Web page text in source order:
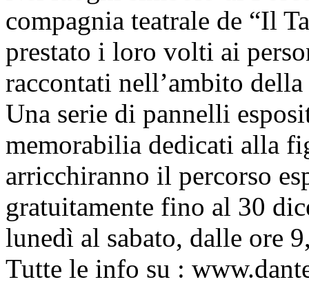
compagnia teatrale de “Il
prestato i loro volti ai
raccontati nell’ambito della
Una serie di pannelli
memorabilia dedicati alla
arricchiranno il percorso
gratuitamente fino al 30
lunedì al sabato, dalle ore
Tutte le info su :